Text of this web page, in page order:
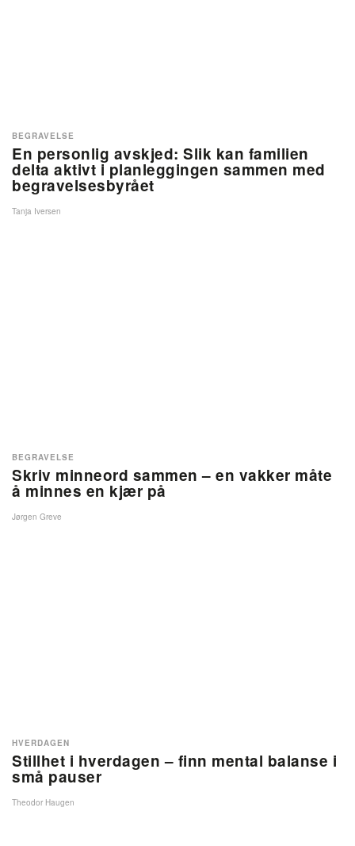
En personlig avskjed: Slik kan familien
delta aktivt i planleggingen sammen med
begravelsesbyrået
BEGRAVELSE
Tanja Iversen
Skriv minneord sammen – en vakker måte
å minnes en kjær på
BEGRAVELSE
Jørgen Greve
Stillhet i hverdagen – finn mental balanse i
små pauser
HVERDAGEN
Theodor Haugen